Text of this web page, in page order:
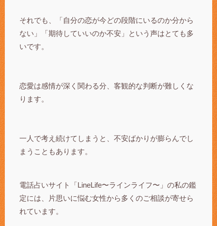
それでも、「自分の恋が今どの段階にいるのか分から
ない」「期待していいのか不安」という声はとても多
いです。
恋愛は感情が深く関わる分、客観的な判断が難しくな
ります。
一人で考え続けてしまうと、不安ばかりが膨らんでし
まうこともあります。
電話占いサイト「LineLife〜ラインライフ〜」の私の鑑
定には、片思いに悩む女性から多くのご相談が寄せら
れています。